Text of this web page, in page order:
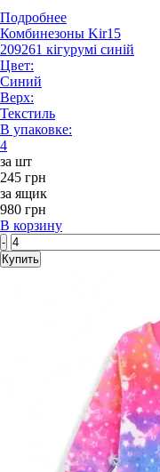
Подробнее
Комбинезоны Kir15
209261 кігурумі синій
Цвет:
Синий
Верх:
Текстиль
В упаковке:
4
за шт
245 грн
за ящик
980 грн
В корзину
-
Купить